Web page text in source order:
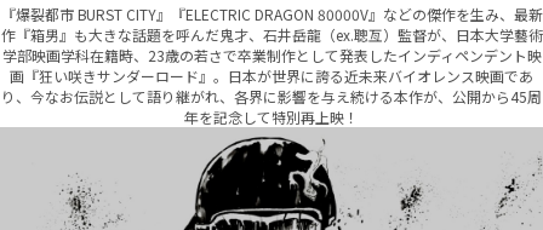
『爆裂都市 BURST CITY』『ELECTRIC DRAGON 80000V』などの傑作を生み、最新
作『箱男』も大きな話題を呼んだ鬼才、石井岳龍（ex.聰亙）監督が、日本大学藝術
学部映画学科在籍時、23歳の若さで卒業制作として発表したインディペンデント映
画『狂い咲きサンダーロード』。日本が世界に誇る近未来バイオレンス映画であ
り、今なお伝説として語り継がれ、各界に影響を与え続ける本作が、公開から45周
年を記念して特別再上映！